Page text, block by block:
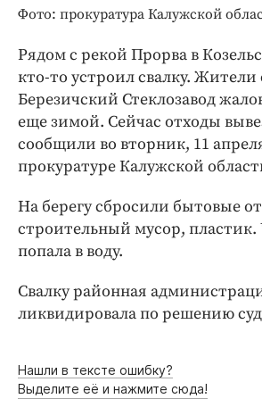
ПРОЕКТЫ
Издания
Медиаперсона
Интересное чтиво
Клиника года
Бренд года
Работодатель года
Фото: прокуратура Калужской
Рядом с рекой Прорва в
кто-то устроил свалку. Жители
Березичский Стеклозавод
еще зимой. Сейчас отходы
сообщили во вторник, 11
прокуратуре Калужской
На берегу сбросили бытовые
строительный мусор, пластик.
попала в воду.
Свалку районная
ликвидировала по решению
Нашли в тексте ошибку?
Выделите её и нажмите сюда!